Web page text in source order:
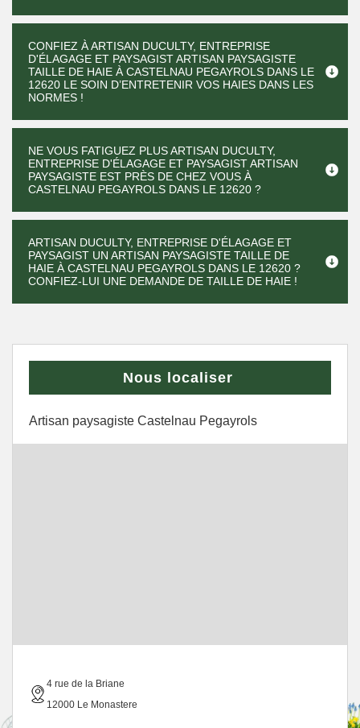
CONFIEZ À ARTISAN DUCULTY, ENTREPRISE
D'ÉLAGAGE ET PAYSAGIST ARTISAN PAYSAGISTE
TAILLE DE HAIE À CASTELNAU PEGAYROLS DANS LE
12620 LE SOIN D’ENTRETENIR VOS HAIES DANS LES
NORMES !
NE VOUS FATIGUEZ PLUS ARTISAN DUCULTY,
ENTREPRISE D'ÉLAGAGE ET PAYSAGIST ARTISAN
PAYSAGISTE EST PRÈS DE CHEZ VOUS À
CASTELNAU PEGAYROLS DANS LE 12620 ?
ARTISAN DUCULTY, ENTREPRISE D'ÉLAGAGE ET
PAYSAGIST UN ARTISAN PAYSAGISTE TAILLE DE
HAIE À CASTELNAU PEGAYROLS DANS LE 12620 ?
CONFIEZ-LUI UNE DEMANDE DE TAILLE DE HAIE !
Nous localiser
Artisan paysagiste Castelnau Pegayrols
4 rue de la Briane
12000 Le Monastere